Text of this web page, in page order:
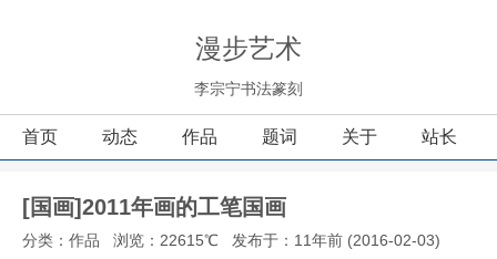
漫步艺术
李宗宁书法篆刻
首页 动态 作品 题词 关于 站长
[国画]2011年画的工笔国画
分类：作品 浏览：22615℃ 发布于：11年前 (2016-02-03)